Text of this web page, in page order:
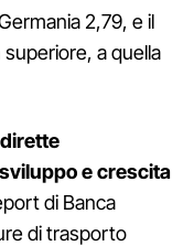
2,79, e il
a quella
e crescita
di Banca
di trasporto